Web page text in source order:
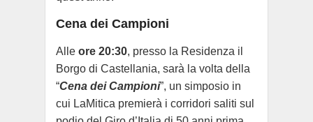
Cena dei Campioni
Alle ore 20:30, presso la Residenza il
Borgo di Castellania, sarà la volta della
“Cena dei Campioni”, un simposio in
cui LaMitica premierà i corridori saliti sul